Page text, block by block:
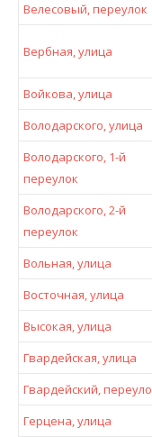
Велесовый, переулок
Вербная, улица
Войкова, улица
Володарского, улица
Володарского, 1-й
переулок
Володарского, 2-й
переулок
Вольная, улица
Восточная, улица
Высокая, улица
Гвардейская, улица
Гвардейский,
Герцена, улица